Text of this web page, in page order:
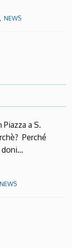
NEWS
a S.
Perché
doni…
NEWS